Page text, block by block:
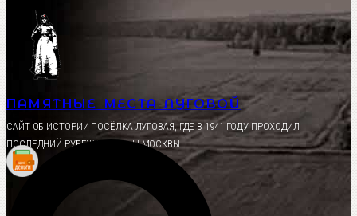
Перейти
содержимому
ПАМЯТНЫЕ МЕСТА ЛУГОВОЙ
CАЙТ ОБ ИСТОРИИ ПОСЁЛКА ЛУГОВАЯ, ГДЕ В 1941 ГОДУ ПРОХОДИЛ
ПОСЛЕДНИЙ РУБЕЖ ОБОРОНЫ МОСКВЫ